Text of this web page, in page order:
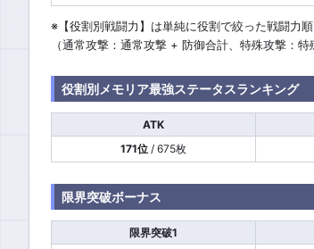
※【役割別戦闘力】は単純に役割で絞った戦闘力
（通常攻撃：通常攻撃 + 防御合計、特殊攻撃：
役割別メモリア最強ステータスランキング
ATK
171位 / 675枚
限界突破ボーナス
限界突破1